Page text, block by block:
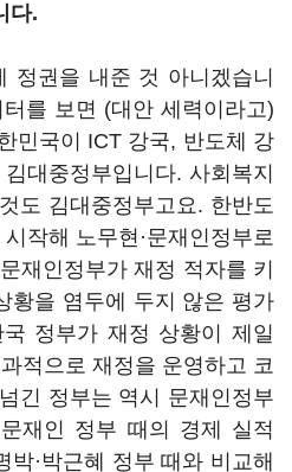
다.
정권을 내준 것 아니겠습니
를 보면 (대안 세력이라고)
민국이 ICT 강국, 반도체 강
대중정부입니다. 사회복지
도 김대중정부고요. 한반도
작해 노무현·문재인정부로
재인정부가 재정 적자를 키
황을 염두에 두지 않은 평가
정부가 재정 상황이 제일
적으로 재정을 운영하고 코
긴 정부는 역시 문재인정부
문재인 정부 때의 경제 실적
·박근혜 정부 때와 비교해